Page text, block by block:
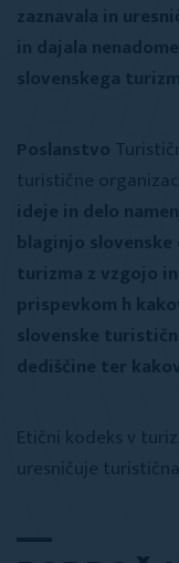
zaznavala in
in dajala
slovenskega
Poslanstvo
turistične
ideje in delo
blaginjo
turizma z vzgojo
prispevkom h
slovenske
dediščine ter
Etični kodeks v
uresničuje